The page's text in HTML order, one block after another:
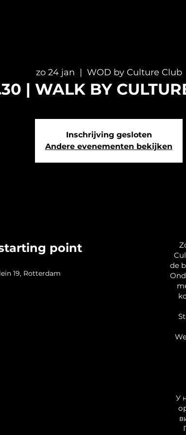
zo 24 jan
  |
WOD by Culture Club
| WALK BY
Inschrijving gesloten
Andere evenementen bekijken
point
19, Rotterdam
de
У